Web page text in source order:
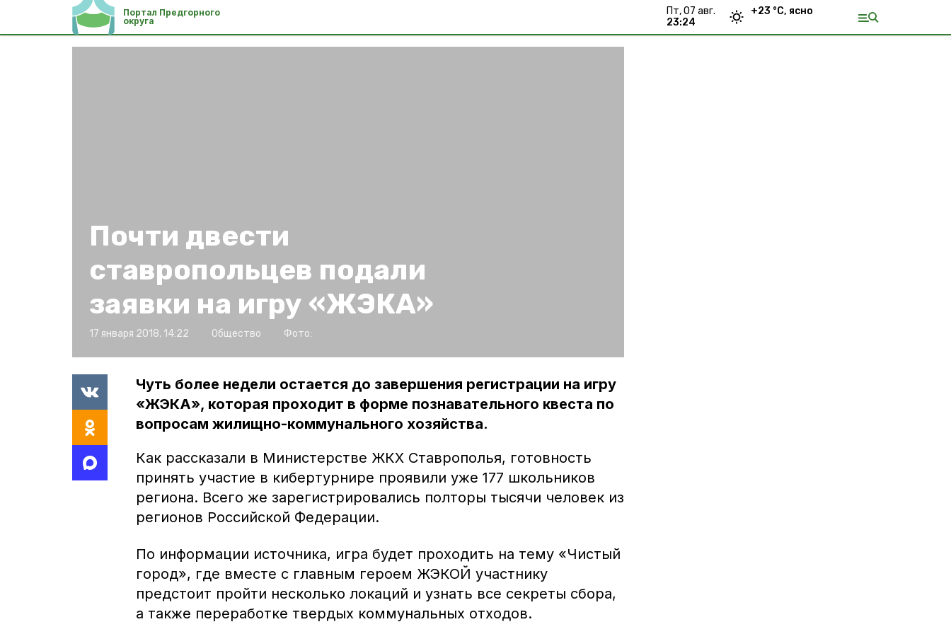
Портал Предгорного
округа
пт, 07 авг.
23:24
+23 °С, ясно
Почти двести
ставропольцев подали
заявки на игру «ЖЭКА»
17 января 2018, 14:22 Общество Фото:
Чуть более недели остается до завершения регистрации на игру
«ЖЭКА», которая проходит в форме познавательного квеста по
вопросам жилищно-коммунального хозяйства.
Как рассказали в Министерстве ЖКХ Ставрополья, готовность
принять участие в кибертурнире проявили уже 177 школьников
региона. Всего же зарегистрировались полторы тысячи человек из
регионов Российской Федерации.
По информации источника, игра будет проходить на тему «Чистый
город», где вместе с главным героем ЖЭКОЙ участнику
предстоит пройти несколько локаций и узнать все секреты сбора,
а также переработке твердых коммунальных отходов.